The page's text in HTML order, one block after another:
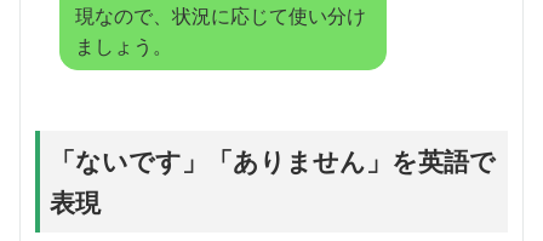
現なので、状況に応じて使い分け
ましょう。
「ないです」「ありません」を英語で
表現